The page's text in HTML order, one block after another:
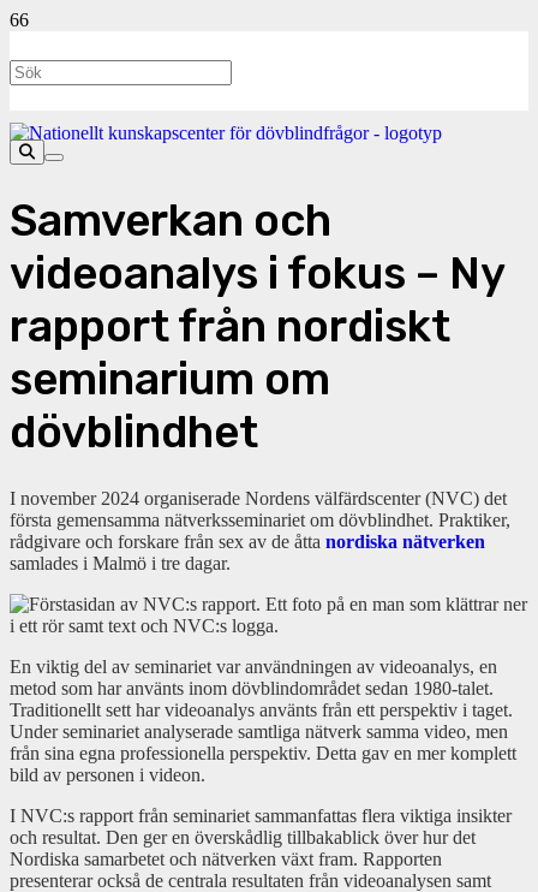
Samverkan och
videoanalys i fokus – Ny
rapport från nordiskt
seminarium om
dövblindhet
I november 2024 organiserade Nordens välfärdscenter (NVC) det
första gemensamma nätverksseminariet om dövblindhet. Praktiker,
rådgivare och forskare från sex av de åtta nordiska nätverken
samlades i Malmö i tre dagar.
En viktig del av seminariet var användningen av videoanalys, en
metod som har använts inom dövblindområdet sedan 1980-talet.
Traditionellt sett har videoanalys använts från ett perspektiv i taget.
Under seminariet analyserade samtliga nätverk samma video, men
från sina egna professionella perspektiv. Detta gav en mer komplett
bild av personen i videon.
I NVC:s rapport från seminariet sammanfattas flera viktiga insikter
och resultat. Den ger en överskådlig tillbakablick över hur det
Nordiska samarbetet och nätverken växt fram. Rapporten
presenterar också de centrala resultaten från videoanalysen samt